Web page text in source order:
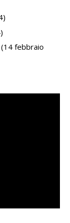
(14 febbraio